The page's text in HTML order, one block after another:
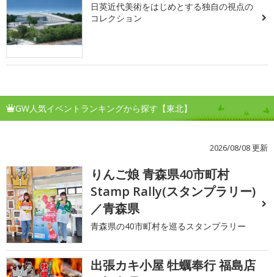
日英近代美術をはじめとする独自の視点の
コレクション
GW人気イベントランキングから探す【東北】
2026/08/08 更新
1
りんご娘 青森県40市町村
Stamp Rally(スタンプラリー)
／青森県
青森県の40市町村を巡るスタンプラリー
2
出張カキ小屋 牡蠣奉行 福島店